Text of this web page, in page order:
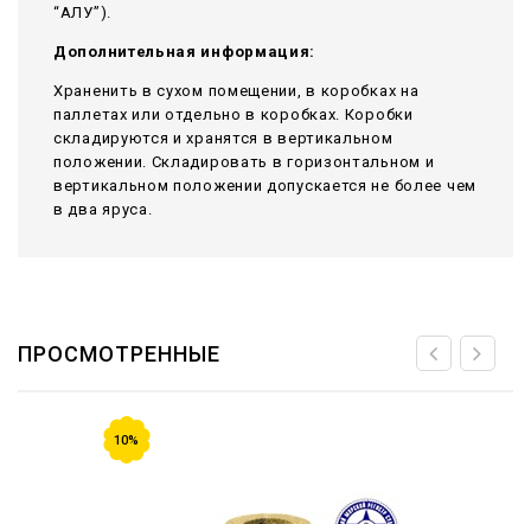
“АЛУ”).
Дополнительная информация:
Храненить в сухом помещении, в коробках на
паллетах или отдельно в коробках. Коробки
складируются и хранятся в вертикальном
положении. Складировать в горизонтальном и
вертикальном положении допускается не более чем
в два яруса.
ПРОСМОТРЕННЫЕ
10%